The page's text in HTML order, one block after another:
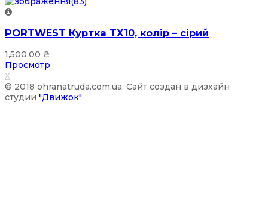
PORTWEST Куртка TX10, колір – сірий
1,500.00 ₴
Просмотр
X
© 2018 ohranatruda.com.ua. Сайт создан в дизхайн
студии "Движок"